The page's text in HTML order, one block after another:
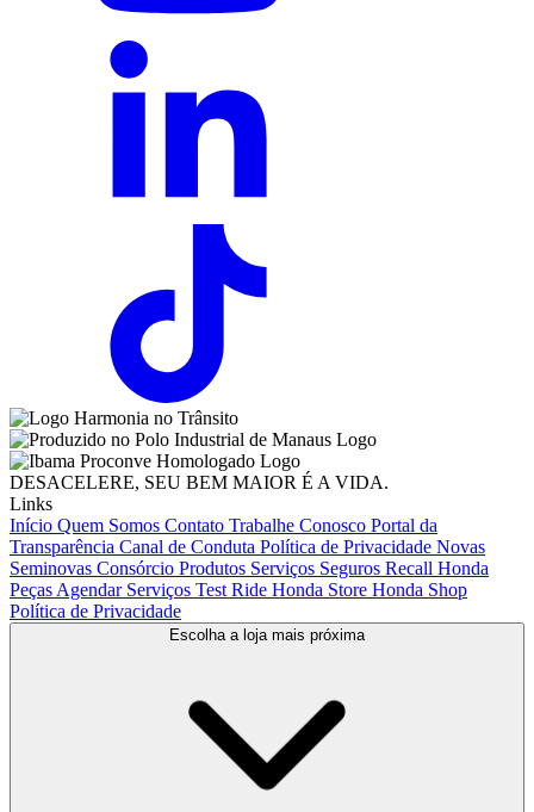
DESACELERE, SEU BEM MAIOR É A VIDA.
Links
Início Quem Somos Contato Trabalhe Conosco Portal da
Transparência Canal de Conduta Política de Privacidade Novas
Seminovas Consórcio Produtos Serviços Seguros Recall Honda
PeçasAgendar Serviços Test Ride Honda Store Honda Shop
Política de Privacidade
Escolha a loja mais próxima